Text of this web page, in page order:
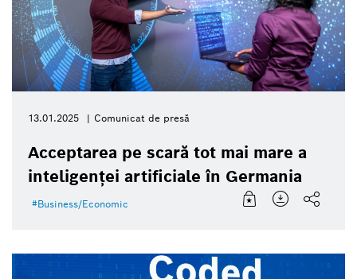
13.01.2025 Comunicat de presă
Acceptarea pe scară tot mai mare a
inteligenței artificiale în Germania
Business/Economic